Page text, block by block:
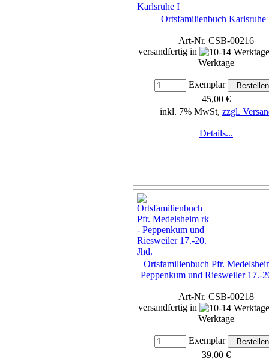
Ortsfamilienbuch Karlsruhe
Art-Nr. CSB-00216
versandfertig in
Werktage
Exemplar
45,00 €
inkl. 7% MwSt, zzgl.
Details...
Ortsfamilienbuch Pfr.
Peppenkum und Riesweiler 17.-
Art-Nr. CSB-00218
versandfertig in
Werktage
Exemplar
39,00 €